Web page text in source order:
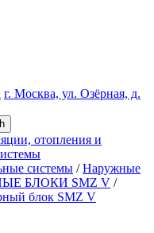
г. Москва, ул. Озёрная, д.
отопления и
системы / Наружные
БЛОКИ SMZ V /
блок SMZ V